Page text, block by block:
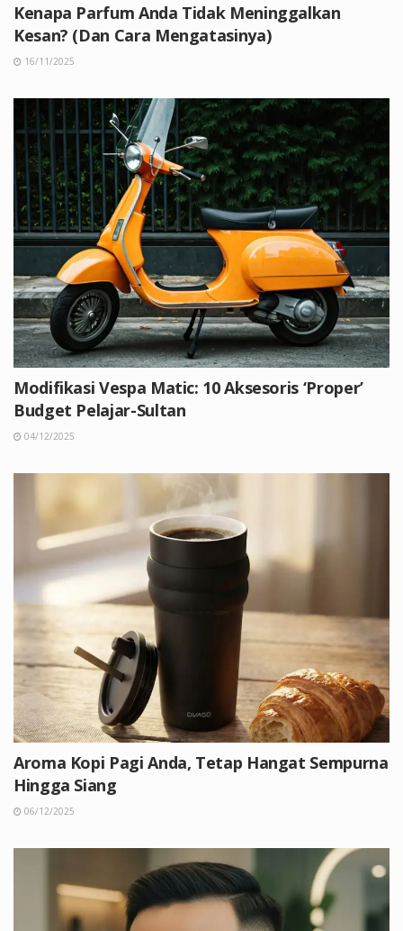
Kenapa Parfum Anda Tidak Meninggalkan
Kesan? (Dan Cara Mengatasinya)
16/11/2025
Modifikasi Vespa Matic: 10 Aksesoris ‘Proper’
Budget Pelajar-Sultan
04/12/2025
Aroma Kopi Pagi Anda, Tetap Hangat Sempurna
Hingga Siang
06/12/2025